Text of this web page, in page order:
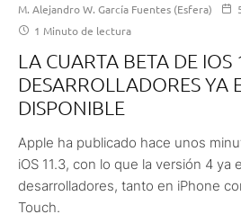
M. Alejandro W. García Fuentes (Esfera)
1 Minuto de lectura
LA CUARTA BETA DE IOS
DESARROLLADORES YA
DISPONIBLE
Apple ha publicado hace unos
iOS 11.3, con lo que la versión 4 ya
desarrolladores, tanto en iPhone
Touch.